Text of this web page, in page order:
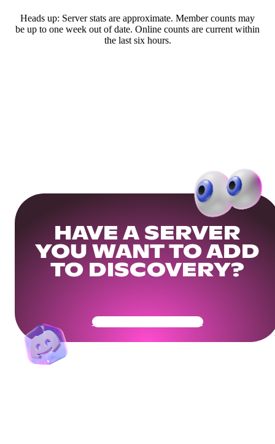
Heads up: Server stats are approximate. Member counts may
be up to one week out of date. Online counts are current within
the last six hours.
HAVE A SERVER
YOU WANT TO ADD
TO DISCOVERY?
Get Your Community Ready